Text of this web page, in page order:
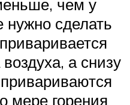
чем у
нужно сделать
а снизу
мере горения